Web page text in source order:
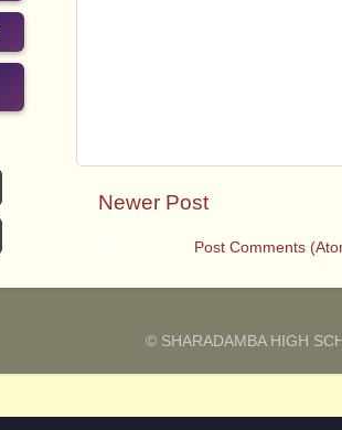
Newer Post
Post Comments
© SHARADAMBA HIGH